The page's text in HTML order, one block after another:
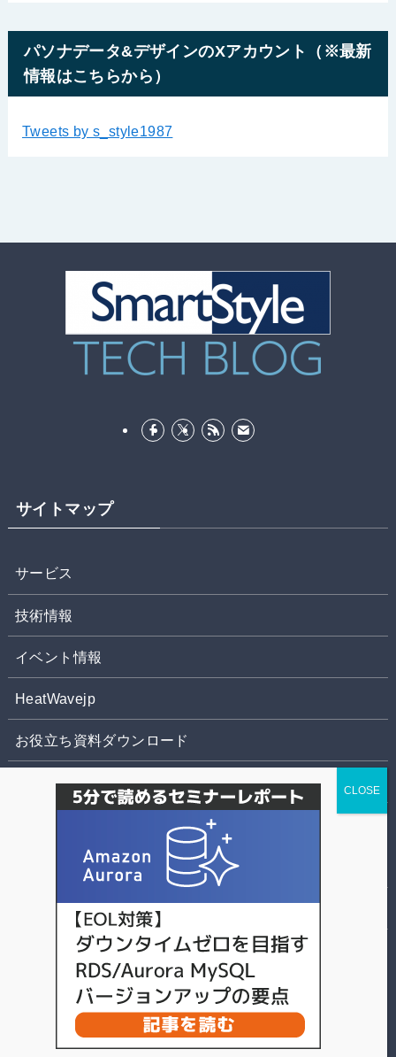
パソナデータ&デザインのXアカウント（※最新
情報はこちらから）
Tweets by s_style1987
サイトマップ
サービス
技術情報
イベント情報
HeatWavejp
お役立ち資料ダウンロード
お問合せ
株式会社パソナデータ&デザイン
個人情報の取扱いについて
©スマートスタイル TECH BLOG.